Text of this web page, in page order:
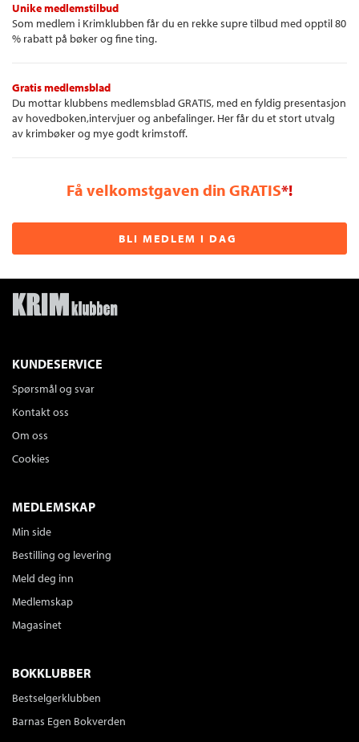
Unike medlemstilbud
Som medlem i Krimklubben får du en rekke supre tilbud med opptil 80
% rabatt på bøker og fine ting.
Gratis medlemsblad
Du mottar klubbens medlemsblad GRATIS, med en fyldig presentasjon
av hovedboken,intervjuer og anbefalinger. Her får du et stort utvalg
av krimbøker og mye godt krimstoff.
Få velkomstgaven din GRATIS*!
BLI MEDLEM I DAG
KUNDESERVICE
Spørsmål og svar
Kontakt oss
Om oss
Cookies
MEDLEMSKAP
Min side
Bestilling og levering
Meld deg inn
Medlemskap
Magasinet
BOKKLUBBER
Bestselgerklubben
Barnas Egen Bokverden